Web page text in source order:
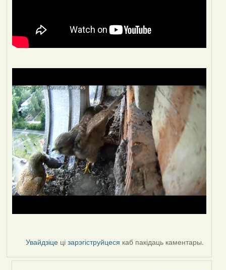
Увайдзіце цізарэгіструйцеся каб пакідаць каментары.